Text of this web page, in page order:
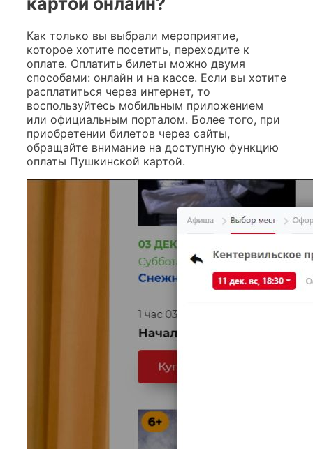
Как только вы выбрали мероприятие,
которое хотите посетить, переходите к
оплате. Оплатить билеты можно двумя
способами: онлайн и на кассе. Если вы хотите
расплатиться через интернет, то
воспользуйтесь мобильным приложением
или официальным порталом. Более того, при
приобретении билетов через сайты,
обращайте внимание на доступную функцию
оплаты Пушкинской картой.